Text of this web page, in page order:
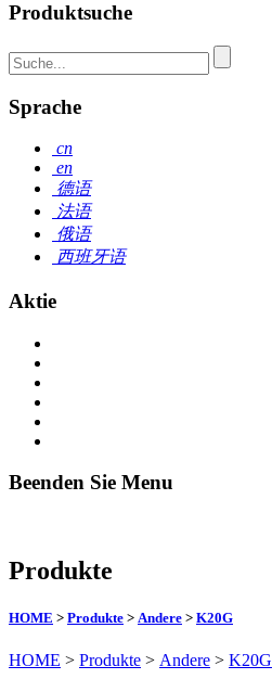
Produktsuche
Sprache
cn
en
德语
法语
俄语
西班牙语
Aktie
Beenden Sie Menu
Produkte
HOME > Produkte > Andere > K20G
HOME > Produkte > Andere > K20G